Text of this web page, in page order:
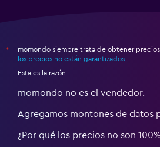
*
momondo siempre trata de obtener
los precios no están garantizados
Esta es la razón:
momondo no es el vendedor.
Agregamos montones de datos
¿Por qué los precios no son